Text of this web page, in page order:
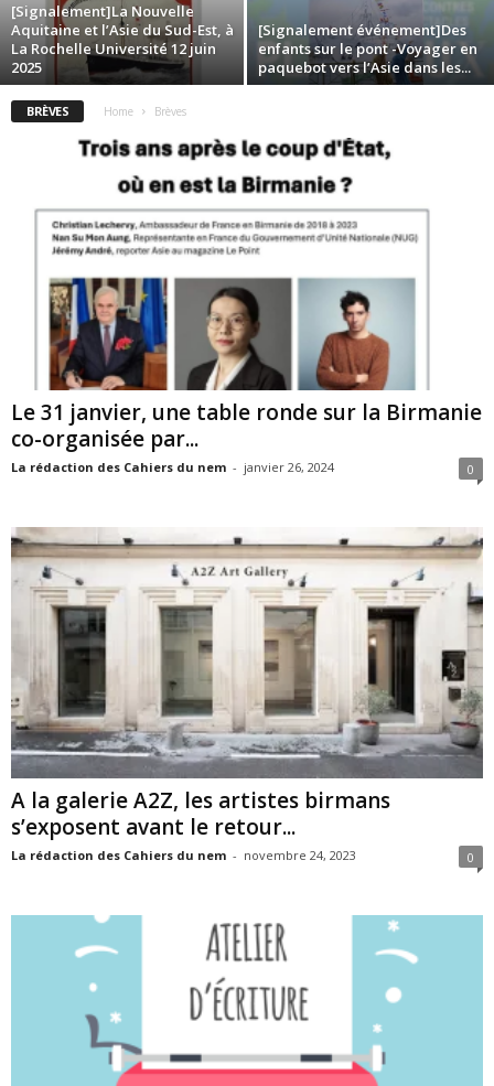
[Signalement]La Nouvelle
Aquitaine et l’Asie du Sud-Est, à
La Rochelle Université 12 juin
2025
[Signalement événement]Des
enfants sur le pont -Voyager en
paquebot vers l’Asie dans les...
BRÈVES Home Brèves
Le 31 janvier, une table ronde sur la Birmanie
co-organisée par...
La rédaction des Cahiers du nem - janvier 26, 2024 0
A la galerie A2Z, les artistes birmans
s’exposent avant le retour...
La rédaction des Cahiers du nem - novembre 24, 2023 0